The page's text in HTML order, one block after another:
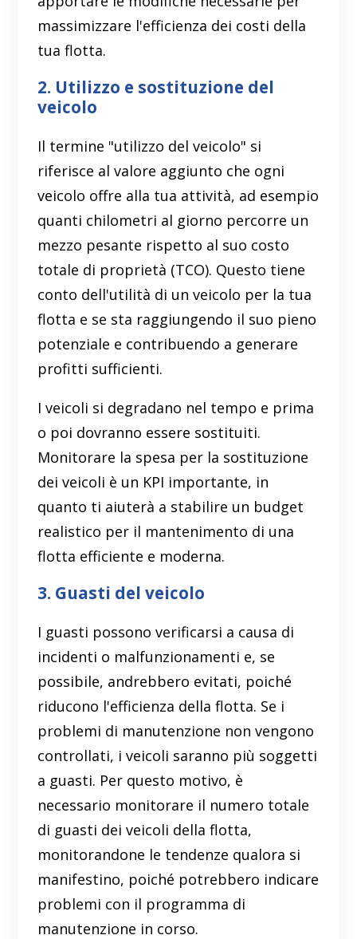
massimizzare l'efficienza dei costi della
tua flotta.
2. Utilizzo e sostituzione del
veicolo
Il termine "utilizzo del veicolo" si
riferisce al valore aggiunto che ogni
veicolo offre alla tua attività, ad esempio
quanti chilometri al giorno percorre un
mezzo pesante rispetto al suo costo
totale di proprietà (TCO). Questo tiene
conto dell'utilità di un veicolo per la tua
flotta e se sta raggiungendo il suo pieno
potenziale e contribuendo a generare
profitti sufficienti.
I veicoli si degradano nel tempo e prima
o poi dovranno essere sostituiti.
Monitorare la spesa per la sostituzione
dei veicoli è un KPI importante, in
quanto ti aiuterà a stabilire un budget
realistico per il mantenimento di una
flotta efficiente e moderna.
3. Guasti del veicolo
I guasti possono verificarsi a causa di
incidenti o malfunzionamenti e, se
possibile, andrebbero evitati, poiché
riducono l'efficienza della flotta. Se i
problemi di manutenzione non vengono
controllati, i veicoli saranno più soggetti
a guasti. Per questo motivo, è
necessario monitorare il numero totale
di guasti dei veicoli della flotta,
monitorandone le tendenze qualora si
manifestino, poiché potrebbero indicare
problemi con il programma di
manutenzione in corso.